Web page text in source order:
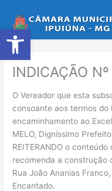
Abrir a barra de
para
o
conteúdo
INDICAÇÃO
O Vereador que esta
consoante aos termos do
encaminhamento ao
MELO, Digníssimo
REITERANDO o
recomenda a construção
Rua João Ananias
Encantado.